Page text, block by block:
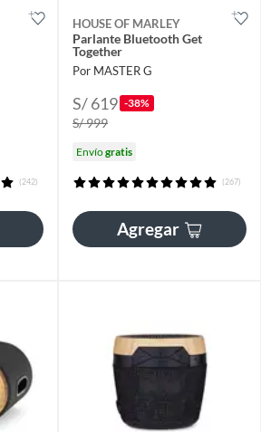
(242)
HOUSE OF MARLEY
Parlante Bluetooth Get
Together
Por MASTER G
S/ 619 -38%
S/ 999
Envíogratis
(267)
Agregar